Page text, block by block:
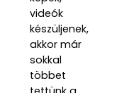
videók
készüljenek,
akkor már
sokkal
többet